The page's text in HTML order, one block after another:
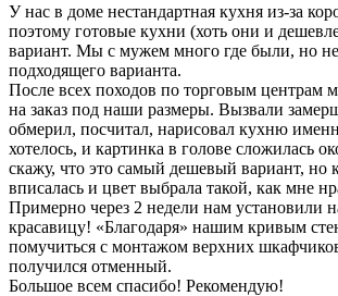
У нас в доме нестандартная кухня из-за
поэтому готовые кухни (хоть они и
вариант. Мы с мужем много где были, но
подходящего варианта.
После всех походов по торговым центрам
на заказ под наши размеры. Вызвали
обмерил, посчитал, нарисовал кухню
хотелось, и картинка в голове сложилась
скажу, что это самый дешевый вариант, но
вписалась и цвет выбрала такой, как мне
Примерно через 2 недели нам установили
красавицу! «Благодаря» нашим кривым
помучиться с монтажом верхних
получился отменный.
Большое всем спасибо! Рекомендую!